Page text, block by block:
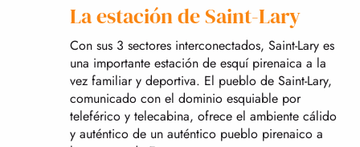
La estación de Saint-Lary
Con sus 3 sectores interconectados, Saint-Lary es
una importante estación de esquí pirenaica a la
vez familiar y deportiva. El pueblo de Saint-Lary,
comunicado con el dominio esquiable por
teleférico y telecabina, ofrece el ambiente cálido
y auténtico de un auténtico pueblo pirenaico a